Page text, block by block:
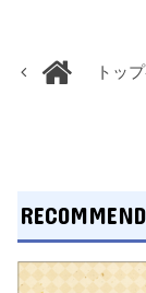
トッ
RECOMMEND